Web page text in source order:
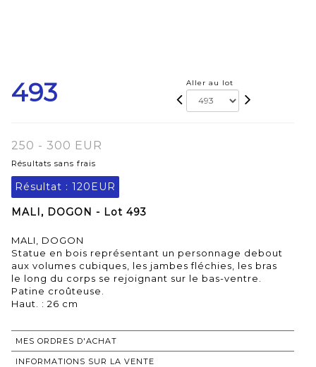
493 Aller au lot
250 - 300 EUR
Résultats sans frais
Résultat : 120EUR
MALI, DOGON - Lot 493
MALI, DOGON
Statue en bois représentant un personnage debout
aux volumes cubiques, les jambes fléchies, les bras
le long du corps se rejoignant sur le bas-ventre.
Patine croûteuse.
Haut. : 26 cm
MES ORDRES D'ACHAT
INFORMATIONS SUR LA VENTE